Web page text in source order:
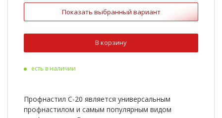
RR 29 Ral 1015
Ral 3009 Ral 5005
Ral 9003 Ral 6020
Ral 8022
Ral 5002 Ral 5021
Показать выбранный вариант
В корзину
есть в наличии
Профнастил С-20 является универсальным
профнастилом и самым популярным видом